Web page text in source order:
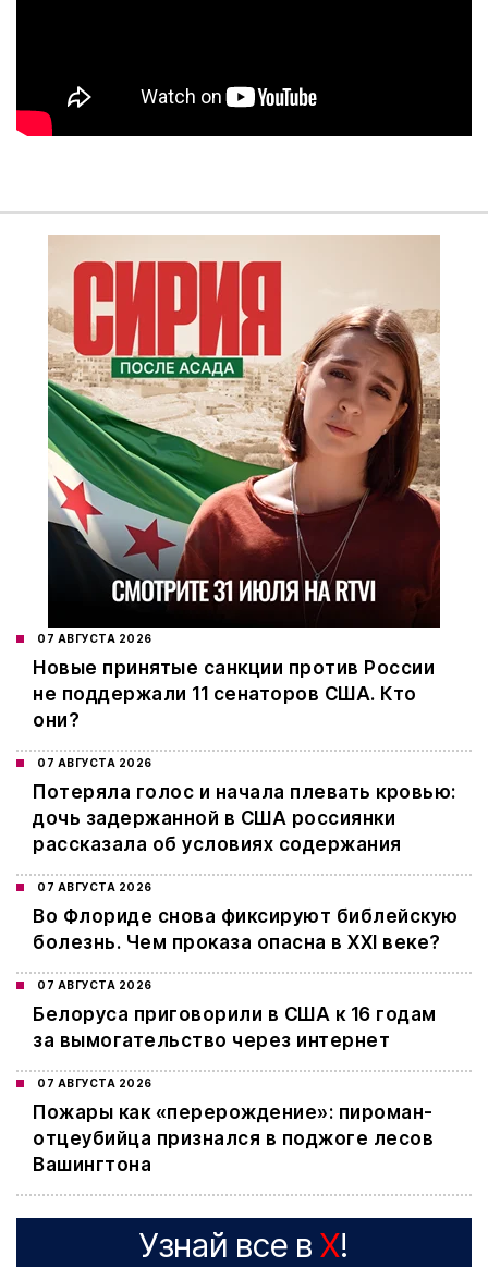
07 АВГУСТА 2026
Новые принятые санкции против России
не поддержали 11 сенаторов США. Кто
они?
07 АВГУСТА 2026
Потеряла голос и начала плевать кровью:
дочь задержанной в США россиянки
рассказала об условиях содержания
07 АВГУСТА 2026
Во Флориде снова фиксируют библейскую
болезнь. Чем проказа опасна в XXI веке?
07 АВГУСТА 2026
Белоруса приговорили в США к 16 годам
за вымогательство через интернет
07 АВГУСТА 2026
Пожары как «перерождение»: пироман-
отцеубийца признался в поджоге лесов
Вашингтона
Узнай все в X!